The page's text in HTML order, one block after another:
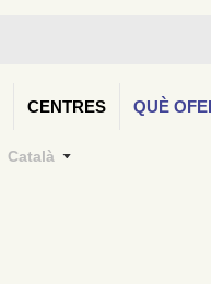
CENTRES QUÈ
Català